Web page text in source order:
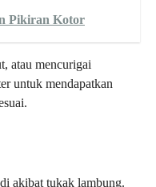
Pikiran Kotor
atau mencurigai
untuk mendapatkan
akibat tukak lambung.